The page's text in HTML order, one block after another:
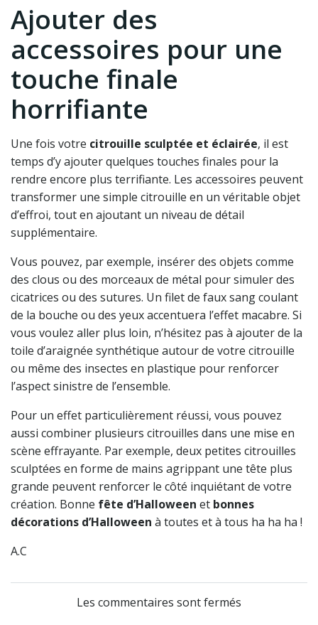
Ajouter des
accessoires pour une
touche finale
horrifiante
Une fois votre citrouille sculptée et éclairée, il est
temps d’y ajouter quelques touches finales pour la
rendre encore plus terrifiante. Les accessoires peuvent
transformer une simple citrouille en un véritable objet
d’effroi, tout en ajoutant un niveau de détail
supplémentaire.
Vous pouvez, par exemple, insérer des objets comme
des clous ou des morceaux de métal pour simuler des
cicatrices ou des sutures. Un filet de faux sang coulant
de la bouche ou des yeux accentuera l’effet macabre. Si
vous voulez aller plus loin, n’hésitez pas à ajouter de la
toile d’araignée synthétique autour de votre citrouille
ou même des insectes en plastique pour renforcer
l’aspect sinistre de l’ensemble.
Pour un effet particulièrement réussi, vous pouvez
aussi combiner plusieurs citrouilles dans une mise en
scène effrayante. Par exemple, deux petites citrouilles
sculptées en forme de mains agrippant une tête plus
grande peuvent renforcer le côté inquiétant de votre
création. Bonne fête d’Halloween et bonnes
décorations d’Halloween à toutes et à tous ha ha ha !
A.C
Les commentaires sont fermés